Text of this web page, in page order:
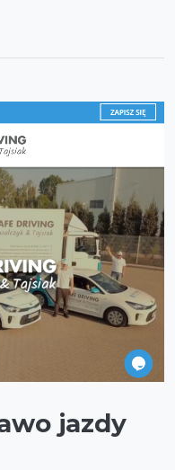
jazdy